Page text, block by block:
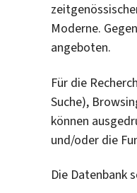
Moderne.
angeboten.
Für die
Suche),
können
und/oder die
Die Datenbank